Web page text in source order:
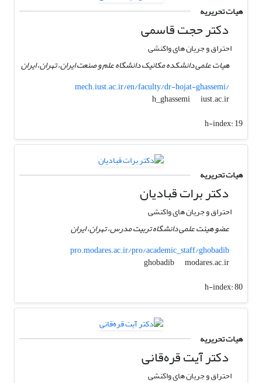
هیات تحریریه
دکتر حجت قاسمی
احتراق و جریان های واکنشی
هیات علمی دانشکده مکانیک دانشگاه علم و صنعت ایران، تهران، ایران
mech.iust.ac.ir/en/faculty/dr-hojat-ghassemi/
h_ghassemi
iust.ac.ir
h-index:19
هیات تحریریه
دکتر برات قبادیان
احتراق و جریان های واکنشی
عضو هیئت علمی دانشگاه تربیت مدرس، تهران، ایران
pro.modares.ac.ir/pro/academic_staff/ghobadib
ghobadib
modares.ac.ir
h-index:80
هیات تحریریه
دکتر آیت قره‌قانی
احتراق و جریان های واکنشی